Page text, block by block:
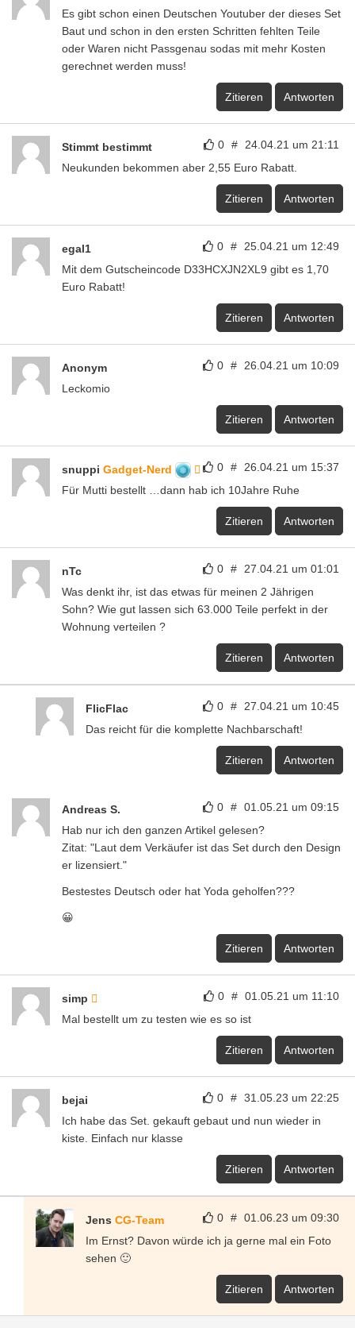
Es gibt schon einen Deutschen Youtuber der dieses Set
Baut und schon in den ersten Schritten fehlten Teile
oder Waren nicht Passgenau sodas mit mehr Kosten
gerechnet werden muss!
Zitieren Antworten
0 # 24.04.21 um 21:11
Stimmt bestimmt
Neukunden bekommen aber 2,55 Euro Rabatt.
Zitieren Antworten
0 # 25.04.21 um 12:49
egal1
Mit dem Gutscheincode D33HCXJN2XL9 gibt es 1,70
Euro Rabatt!
Zitieren Antworten
0 # 26.04.21 um 10:09
Anonym
Leckomio
Zitieren Antworten
0 # 26.04.21 um 15:37
snuppi Gadget-Nerd
Für Mutti bestellt …dann hab ich 10Jahre Ruhe
Zitieren Antworten
0 # 27.04.21 um 01:01
nTc
Was denkt ihr, ist das etwas für meinen 2 Jährigen
Sohn? Wie gut lassen sich 63.000 Teile perfekt in der
Wohnung verteilen ?
Zitieren Antworten
0 # 27.04.21 um 10:45
FlicFlac
Das reicht für die komplette Nachbarschaft!
Zitieren Antworten
0 # 01.05.21 um 09:15
Andreas S.
Hab nur ich den ganzen Artikel gelesen?
Zitat: "Laut dem Verkäufer ist das Set durch den Design
er lizensiert."
Bestestes Deutsch oder hat Yoda geholfen???
😀
Zitieren Antworten
0 # 01.05.21 um 11:10
simp
Mal bestellt um zu testen wie es so ist
Zitieren Antworten
0 # 31.05.23 um 22:25
bejai
Ich habe das Set. gekauft gebaut und nun wieder in
kiste. Einfach nur klasse
Zitieren Antworten
0 # 01.06.23 um 09:30
Jens CG-Team
Im Ernst? Davon würde ich ja gerne mal ein Foto
sehen 🙂
Zitieren Antworten